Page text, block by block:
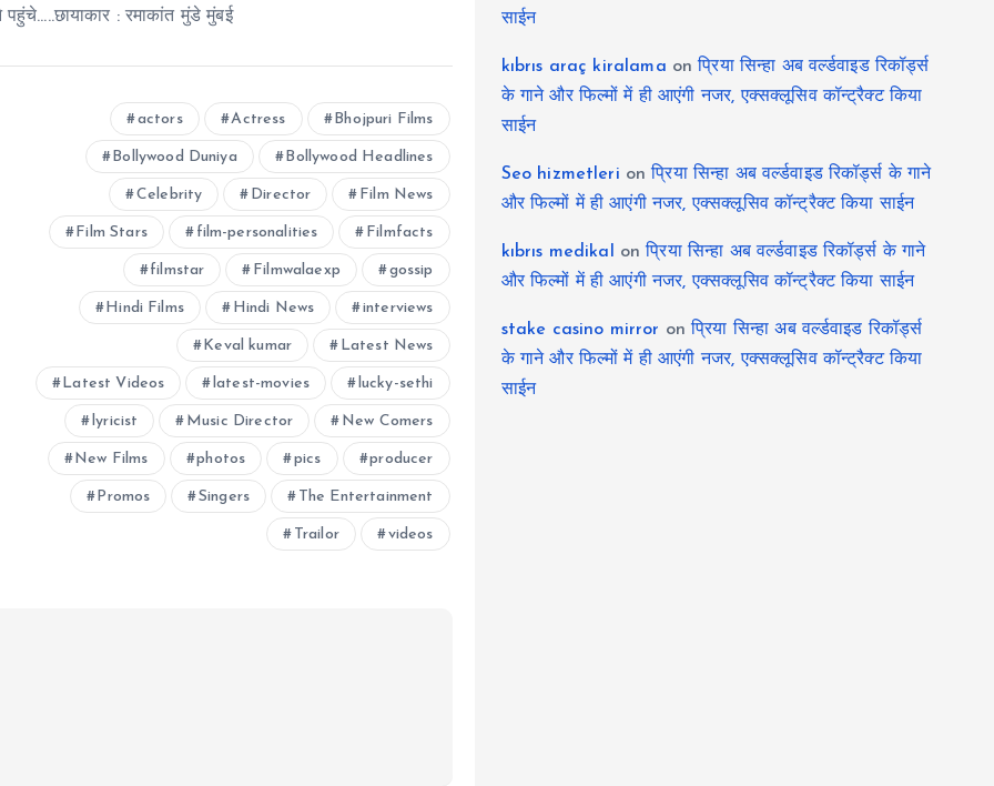
: रमाकांत मुंडे मुंबई
actors Actress Bhojpuri Films
Bollywood Duniya Bollywood Headlines
Celebrity Director Film News
Film Stars film-personalities Filmfacts
filmstar Filmwalaexp gossip
Hindi Films Hindi News interviews
Keval kumar Latest News
Latest Videos latest-movies lucky-sethi
lyricist Music Director New Comers
New Films photos pics producer
Promos Singers The Entertainment
Trailor videos
साईन
kıbrıs araç kiralama onप्रिया सिन्हा अब वर्ल्डवाइड रिकॉर्ड्स
के गाने और फिल्मों में ही आएंगी नजर, एक्सक्लूसिव कॉन्ट्रैक्ट किया
साईन
Seo hizmetleri onप्रिया सिन्हा अब वर्ल्डवाइड रिकॉर्ड्स के गाने
और फिल्मों में ही आएंगी नजर, एक्सक्लूसिव कॉन्ट्रैक्ट किया साईन
kıbrıs medikal onप्रिया सिन्हा अब वर्ल्डवाइड रिकॉर्ड्स के गाने
और फिल्मों में ही आएंगी नजर, एक्सक्लूसिव कॉन्ट्रैक्ट किया साईन
stake casino mirror onप्रिया सिन्हा अब वर्ल्डवाइड रिकॉर्ड्स
के गाने और फिल्मों में ही आएंगी नजर, एक्सक्लूसिव कॉन्ट्रैक्ट किया
साईन